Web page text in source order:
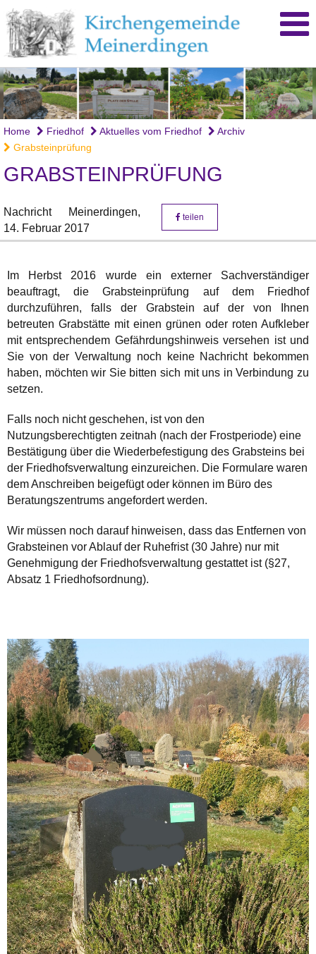
Home Friedhof Aktuelles vom Friedhof
Archiv
Grabsteinprüfung
GRABSTEINPRÜFUNG
Nachricht
Meinerdingen,
14. Februar 2017
teilen
Im Herbst 2016 wurde ein externer Sachverständiger
beauftragt, die Grabsteinprüfung auf dem Friedhof
durchzuführen, falls der Grabstein auf der von Ihnen
betreuten Grabstätte mit einen grünen oder roten Aufkleber
mit entsprechendem Gefährdungs­hinweis versehen ist und
Sie von der Verwaltung noch keine Nachricht bekommen
haben, möchten wir Sie bitten sich mit uns in Verbindung zu
setzen.
Falls noch nicht geschehen, ist von den
Nutzungsberechtigten zeitnah (nach der Frostperiode) eine
Bestätigung über die Wiederbefestigung des Grabsteins bei
der Friedhofsverwaltung einzureichen. Die Formulare waren
dem Anschreiben beigefügt oder können im Büro des
Beratungszentrums angefordert werden.
Wir müssen noch darauf hinweisen, dass das Entfernen von
Grabsteinen vor Ablauf der Ruhefrist (30 Jahre) nur mit
Genehmigung der Friedhofsverwaltung gestattet ist (§27,
Absatz 1 Friedhofsordnung).